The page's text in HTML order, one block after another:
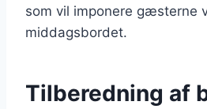
som vil imponere gæsterne
middagsbordet.
Tilberedning af